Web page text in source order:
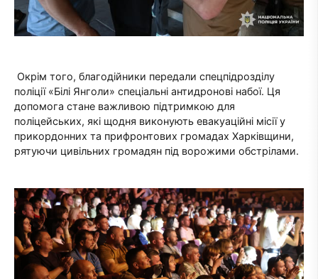
Окрім того, благодійники передали спецпідрозділу
поліції «Білі Янголи» спеціальні антидронові набої. Ця
допомога стане важливою підтримкою для
поліцейських, які щодня виконують евакуаційні місії у
прикордонних та прифронтових громадах Харківщини,
рятуючи цивільних громадян під ворожими обстрілами.